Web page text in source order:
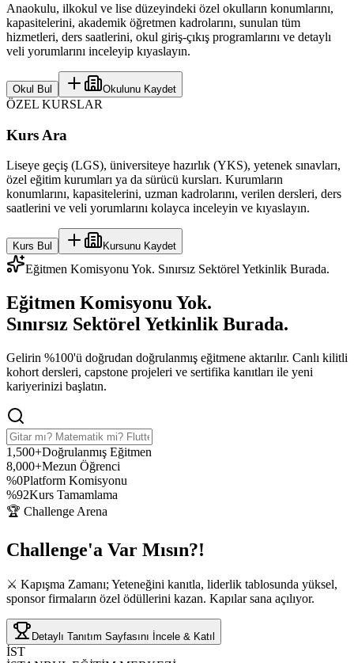
Anaokulu, ilkokul ve lise düzeyindeki özel okulların konumlarını,
kapasitelerini, akademik öğretmen kadrolarını, sunulan tüm
hizmetleri, ders saatlerini, okul giriş-çıkış programlarını ve detaylı
veli yorumlarını inceleyip kıyaslayın.
Okul Bul Okulunu Kaydet
ÖZEL KURSLAR
Kurs Ara
Liseye geçiş (LGS), üniversiteye hazırlık (YKS), yetenek sınavları,
özel eğitim kurumları ya da sürücü kursları. Kurumların
konumlarını, kapasitelerini, uzman kadrolarını, verilen dersleri, ders
saatlerini ve veli yorumlarını kolayca inceleyin ve kıyaslayın.
Kurs Bul Kursunu Kaydet
Eğitmen Komisyonu Yok. Sınırsız Sektörel Yetkinlik Burada.
Eğitmen Komisyonu Yok.
Sınırsız Sektörel YetkinlikBurada.
Gelirin %100'ü doğrudan doğrulanmış eğitmene aktarılır. Canlı kilitli
kohort dersleri, capstone projeleri ve sertifika kanıtları ile yeni
kariyerinizi başlatın.
1,500+Doğrulanmış Eğitmen
8,000+Mezun Öğrenci
%0Platform Komisyonu
%92Kurs Tamamlama
🏆 Challenge Arena
Challenge'a Var Mısın?!
⚔️ Kapışma Zamanı; Yeteneğini kanıtla, liderlik tablosunda yüksel,
sponsor firmaların özel ödüllerini kazan. Kapılar sana açılıyor.
Detaylı Tanıtım Sayfasını İncele & Katıl
İST